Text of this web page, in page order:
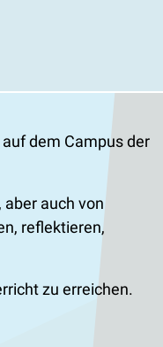
dem Campus der
auch von
reflektieren,
zu erreichen.